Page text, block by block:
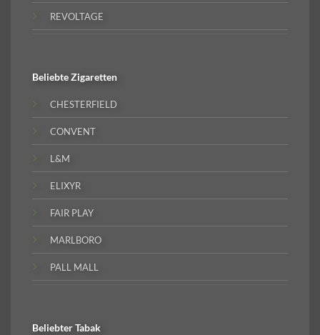
REVOLTAGE
BeliebteZigaretten
CHESTERFIELD
CONVENT
L&M
ELIXYR
FAIR PLAY
MARLBORO
PALL MALL
BeliebterTabak